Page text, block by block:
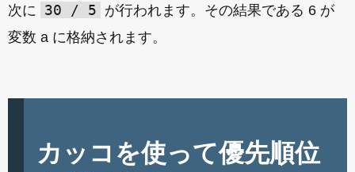
次に 30 / 5 が行われます。その結果である 6 が
変数 a に格納されます。
カッコを使って優先順位